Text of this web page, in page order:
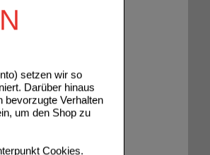
setzen wir so
Darüber hinaus
bevorzugte Verhalten
um den Shop zu
Cookies.
Details